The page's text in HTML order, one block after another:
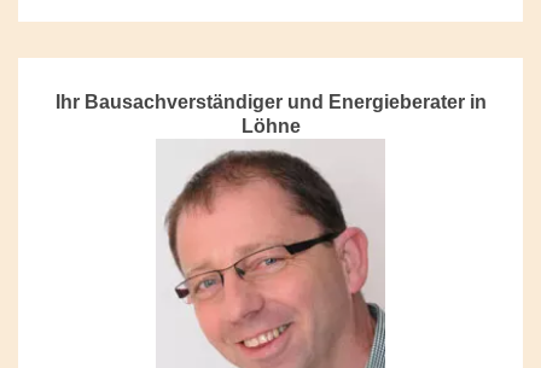
Ihr Bausachverständiger und Energieberater in
Löhne